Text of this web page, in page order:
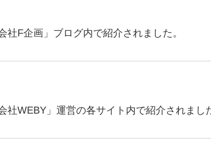
ンターン
社F企画」ブログ内で紹介されました。
社WEBY」運営の各サイト内で紹介されまし